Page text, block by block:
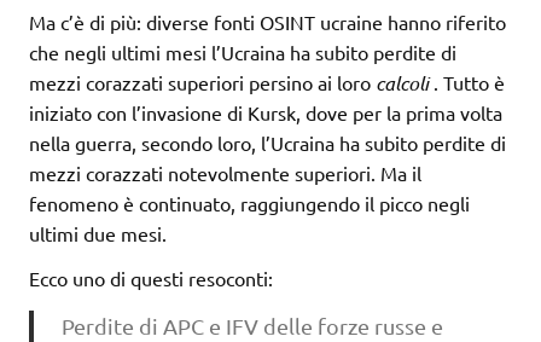
Ma c’è di più: diverse fonti OSINT ucraine hanno riferito
che negli ultimi mesi l’Ucraina ha subito perdite di
mezzi corazzati superiori persino ai loro calcoli. Tutto è
iniziato con l’invasione di Kursk, dove per la prima volta
nella guerra, secondo loro, l’Ucraina ha subito perdite di
mezzi corazzati notevolmente superiori. Ma il
fenomeno è continuato, raggiungendo il picco negli
ultimi due mesi.
Ecco uno di questi resoconti:
Perdite di APC e IFV delle forze russe e